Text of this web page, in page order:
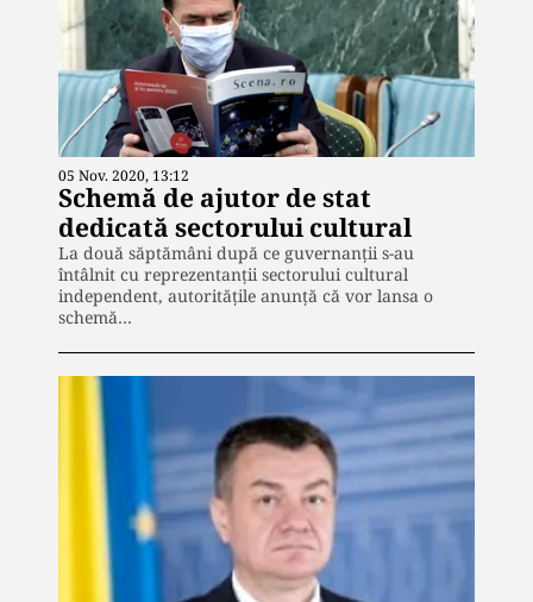
05 Nov. 2020, 13:12
Schemă de ajutor de stat
dedicată sectorului cultural
La două săptămâni după ce guvernanții s-au
întâlnit cu reprezentanții sectorului cultural
independent, autoritățile anunță că vor lansa o
schemă…